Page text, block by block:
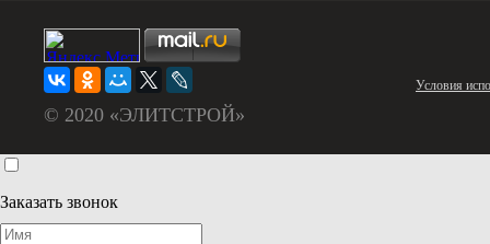
© 2020 «ЭЛИТСТРОЙ»
Условия
Заказать звонок